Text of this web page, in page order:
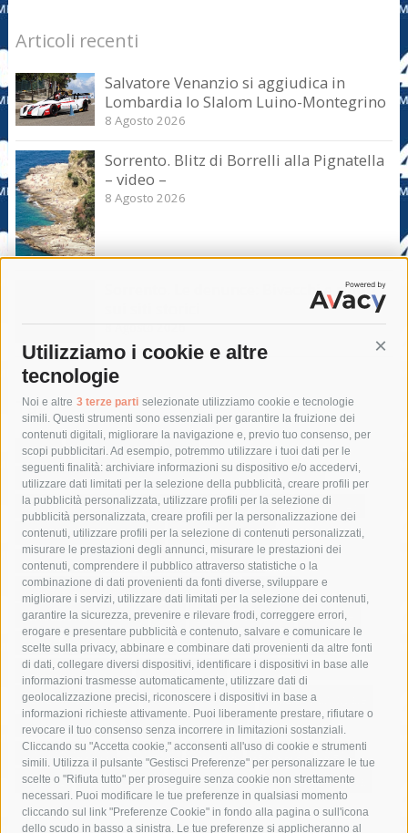
Utilizziamo i cookie e altre
tecnologie
Noi e altre 3 terze parti selezionate utilizziamo cookie e tecnologie
simili. Questi strumenti sono essenziali per garantire la fruizione dei
contenuti digitali, migliorare la navigazione e, previo tuo consenso, per
scopi pubblicitari. Ad esempio, potremmo utilizzare i tuoi dati per le
seguenti finalità: archiviare informazioni su dispositivo e/o accedervi,
utilizzare dati limitati per la selezione della pubblicità, creare profili per
la pubblicità personalizzata, utilizzare profili per la selezione di
pubblicità personalizzata, creare profili per la personalizzazione dei
contenuti, utilizzare profili per la selezione di contenuti personalizzati,
misurare le prestazioni degli annunci, misurare le prestazioni dei
contenuti, comprendere il pubblico attraverso statistiche o la
combinazione di dati provenienti da fonti diverse, sviluppare e
migliorare i servizi, utilizzare dati limitati per la selezione dei contenuti,
garantire la sicurezza, prevenire e rilevare frodi, correggere errori,
erogare e presentare pubblicità e contenuto, salvare e comunicare le
scelte sulla privacy, abbinare e combinare dati provenienti da altre fonti
di dati, collegare diversi dispositivi, identificare i dispositivi in base alle
informazioni trasmesse automaticamente, utilizzare dati di
geolocalizzazione precisi, riconoscere i dispositivi in base a
informazioni richieste attivamente. Puoi liberamente prestare, rifiutare o
revocare il tuo consenso senza incorrere in limitazioni sostanziali.
Cliccando su "Accetta cookie," acconsenti all'uso di cookie e strumenti
simili. Utilizza il pulsante "Gestisci Preferenze" per personalizzare le tue
scelte o "Rifiuta tutto" per proseguire senza cookie non strettamente
necessari. Puoi modificare le tue preferenze in qualsiasi momento
cliccando sul link "Preferenze Cookie" in fondo alla pagina o sull'icona
dello scudo in basso a sinistra. Le tue preferenze si applicheranno al
Articoli recenti
Salvatore Venanzio si aggiudica in
Lombardia lo Slalom Luino-Montegrino
8 Agosto 2026
Sorrento. Blitz di Borrelli alla Pignatella
– video –
8 Agosto 2026
Sorrento. Le denunce: Bivacchi e rifiuti
8 Agosto 2026
Tag
acqua allerta meteo
anas
area marina protetta di punta campanella
arresto
Asl Napoli 3 sud
capitaneria di porto capri
carabinieri
castellammare di stabia
circumvesuviana
comune di sorrento
concerto
contagi
costiera amalfitana
covid-19 eav
elezioni
fondazione sorrento
gori guardia costiera
incidente
lavori
lorenzo balducelli mare
massa lubrense
massimo coppola
Meta napoli
ordinanza
penisola sorrentina
piano di sorrento
polizia municipale
protezione civile
Regione Campania
sant'agnello
sindaco cuomo
sorrento studenti temporali
treni
turismo
Vico Equense villa fiorentino vincenzo de luca